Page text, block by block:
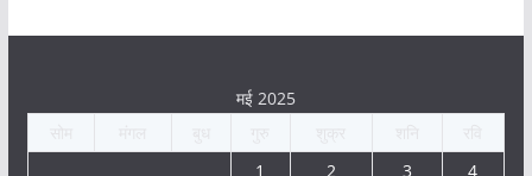
मई 2025
1
2 3
4